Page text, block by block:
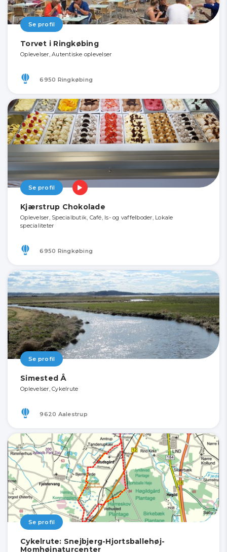
Se profil
Torvet i Ringkøbing
Oplevelser, Autentiske oplevelser
6950 Ringkøbing
Se profil
Kjærstrup Chokolade
Oplevelser, Specialbutik, Café, Is- og vaffelboder, Lokale
specialiteter
6950 Ringkøbing
Se profil
Simested Å
Oplevelser, Cykelrute
9620 Aalestrup
Se profil
Cykelrute: Snejbjerg-Hjortsballehøj-
Momhøjnaturcenter